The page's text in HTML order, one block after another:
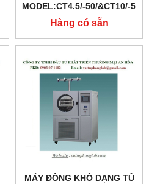
MODEL:CT4.5/-50/&CT10/-50
Hàng có sẵn
MÁY ĐÔNG KHÔ DẠNG TỦ